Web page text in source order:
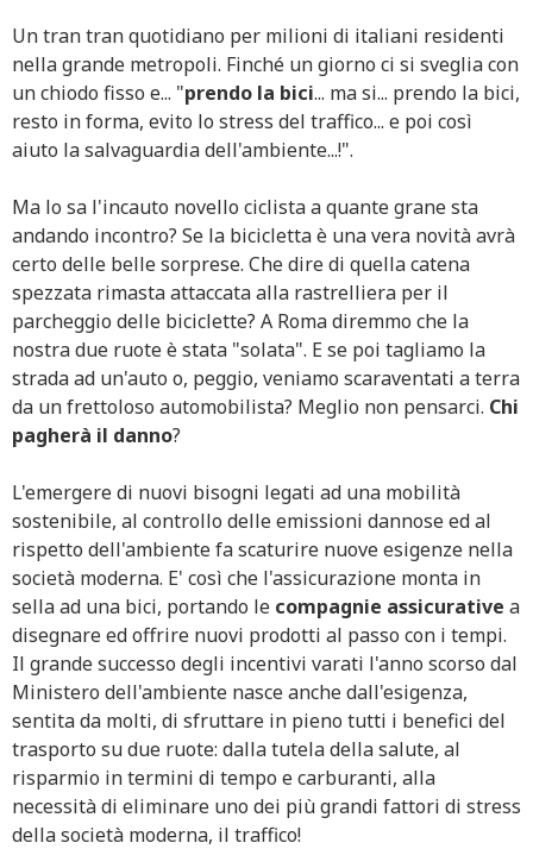
Un tran tran quotidiano per milioni di italiani residenti
nella grande metropoli. Finché un giorno ci si sveglia con
un chiodo fisso e... "prendo la bici... ma si... prendo la bici,
resto in forma, evito lo stress del traffico... e poi così
aiuto la salvaguardia dell'ambiente...!".
Ma lo sa l'incauto novello ciclista a quante grane sta
andando incontro? Se la bicicletta è una vera novità avrà
certo delle belle sorprese. Che dire di quella catena
spezzata rimasta attaccata alla rastrelliera per il
parcheggio delle biciclette? A Roma diremmo che la
nostra due ruote è stata "solata". E se poi tagliamo la
strada ad un'auto o, peggio, veniamo scaraventati a terra
da un frettoloso automobilista? Meglio non pensarci. Chi
pagherà il danno?
L'emergere di nuovi bisogni legati ad una mobilità
sostenibile, al controllo delle emissioni dannose ed al
rispetto dell'ambiente fa scaturire nuove esigenze nella
società moderna. E' così che l'assicurazione monta in
sella ad una bici, portando le compagnie assicurative a
disegnare ed offrire nuovi prodotti al passo con i tempi.
Il grande successo degli incentivi varati l'anno scorso dal
Ministero dell'ambiente nasce anche dall'esigenza,
sentita da molti, di sfruttare in pieno tutti i benefici del
trasporto su due ruote: dalla tutela della salute, al
risparmio in termini di tempo e carburanti, alla
necessità di eliminare uno dei più grandi fattori di stress
della società moderna, il traffico!